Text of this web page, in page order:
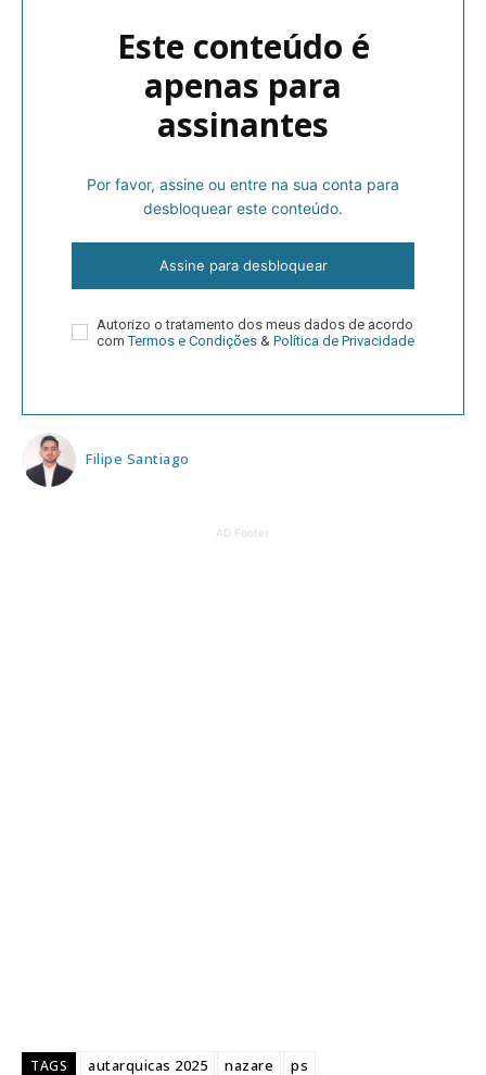
Este conteúdo é
apenas para
assinantes
Por favor, assine ou entre na sua conta para
desbloquear este conteúdo.
Assine para desbloquear
Autorizo o tratamento dos meus dados de acordo
comTermos e Condições & Política de Privacidade
Filipe Santiago
AD Footer
TAGS autarquicas 2025 nazare ps